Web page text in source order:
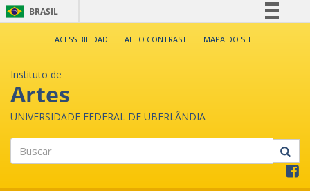
BRASIL
Legislação
Canais
ACESSIBILIDADE ALTO CONTRASTE MAPA DO SITE
Instituto de
Artes
UNIVERSIDADE FEDERAL DE UBERLÂNDIA